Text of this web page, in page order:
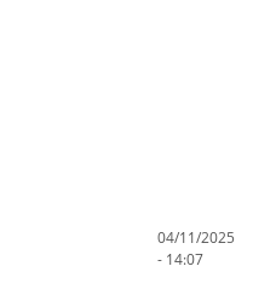
04/11/2025
- 14:07